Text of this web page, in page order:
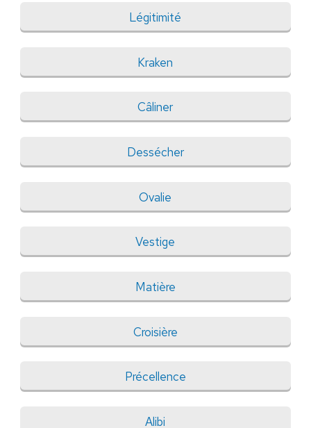
Légitimité
Kraken
Câliner
Dessécher
Ovalie
Vestige
Matière
Croisière
Précellence
Alibi